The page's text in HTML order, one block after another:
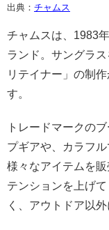
出典： チャムス
チャムスは、1983
ランド。サングラ
リテイナー」の制
す。
トレードマークの
プギアや、カラフ
様々なアイテムを販
テンションを上げ
く、アウトドア以